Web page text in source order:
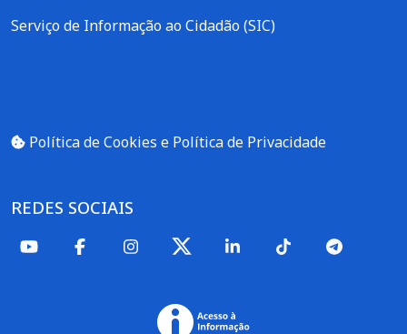
Serviço de Informação ao Cidadão (SIC)
Política de Cookies e Política de Privacidade
REDES SOCIAIS